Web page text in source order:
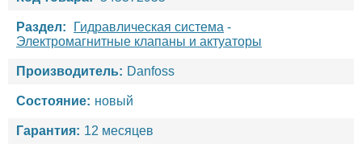
Раздел: Гидравлическая система -
Электромагнитные клапаны и актуаторы
Производитель: Danfoss
Состояние: новый
Гарантия: 12 месяцев